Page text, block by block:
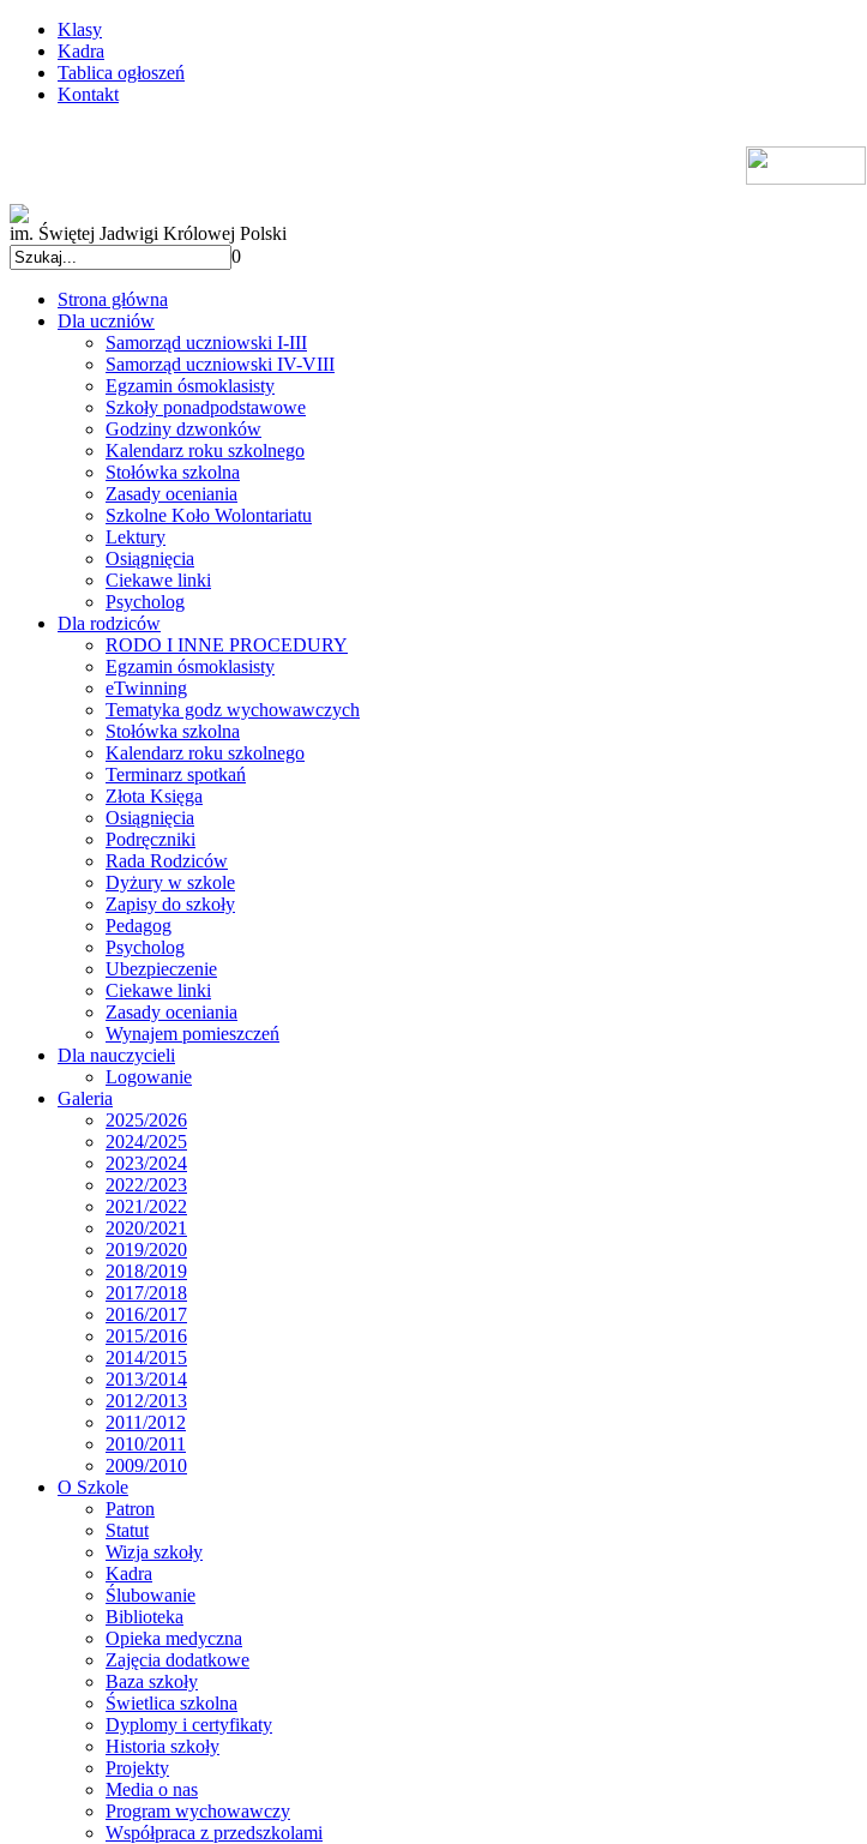
Klasy
Kadra
Tablica ogłoszeń
Kontakt
im. Świętej Jadwigi Królowej Polski
0
Strona główna
Dla uczniów
Samorząd uczniowski I-III
Samorząd uczniowski IV-VIII
Egzamin ósmoklasisty
Szkoły ponadpodstawowe
Godziny dzwonków
Kalendarz roku szkolnego
Stołówka szkolna
Zasady oceniania
Szkolne Koło Wolontariatu
Lektury
Osiągnięcia
Ciekawe linki
Psycholog
Dla rodziców
RODO I INNE PROCEDURY
Egzamin ósmoklasisty
eTwinning
Tematyka godz wychowawczych
Stołówka szkolna
Kalendarz roku szkolnego
Terminarz spotkań
Złota Księga
Osiągnięcia
Podręczniki
Rada Rodziców
Dyżury w szkole
Zapisy do szkoły
Pedagog
Psycholog
Ubezpieczenie
Ciekawe linki
Zasady oceniania
Wynajem pomieszczeń
Dla nauczycieli
Logowanie
Galeria
2025/2026
2024/2025
2023/2024
2022/2023
2021/2022
2020/2021
2019/2020
2018/2019
2017/2018
2016/2017
2015/2016
2014/2015
2013/2014
2012/2013
2011/2012
2010/2011
2009/2010
O Szkole
Patron
Statut
Wizja szkoły
Kadra
Ślubowanie
Biblioteka
Opieka medyczna
Zajęcia dodatkowe
Baza szkoły
Świetlica szkolna
Dyplomy i certyfikaty
Historia szkoły
Projekty
Media o nas
Program wychowawczy
Współpraca z przedszkolami